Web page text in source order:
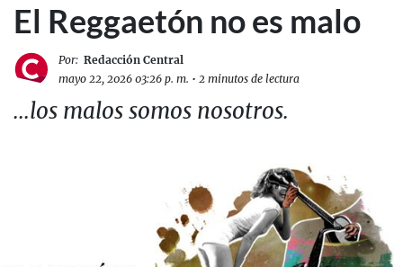
El Reggaetón no es malo
Por: Redacción Central
mayo 22, 2026 03:26 p. m. • 2 minutos de lectura
...los malos somos nosotros.